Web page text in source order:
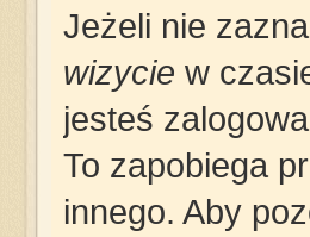
Jeżeli nie
wizycie w
jesteś
To zapobiega
innego. Aby